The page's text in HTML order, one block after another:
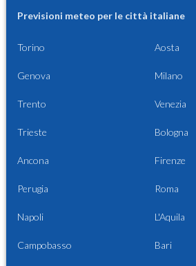
Previsioni meteo per le città italiane
Torino Aosta
Genova Milano
Trento Venezia
Trieste Bologna
Ancona Firenze
Perugia Roma
Napoli L'Aquila
Campobasso Bari